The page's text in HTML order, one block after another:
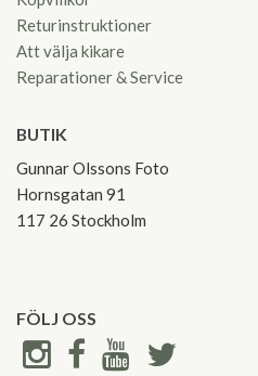
Returinstruktioner
Att välja kikare
Reparationer & Service
BUTIK
Gunnar Olssons Foto
Hornsgatan 91
117 26 Stockholm
FÖLJ OSS